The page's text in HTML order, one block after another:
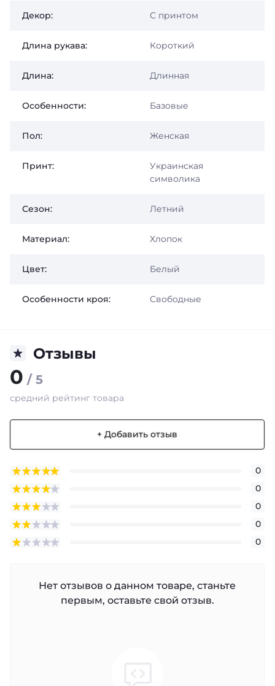
Декор: С принтом
Длина рукава: Короткий
Длина: Длинная
Особенности: Базовые
Пол: Женская
Принт:
Украинская
символика
Сезон: Летний
Материал: Хлопок
Цвет: Белый
Особенности кроя: Свободные
Отзывы
0 / 5
средний рейтинг товара
+ Добавить отзыв
0
0
0
0
0
Нет отзывов о данном товаре, станьте
первым, оставьте свой отзыв.